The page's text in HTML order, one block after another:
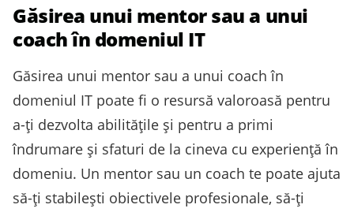
Găsirea unui mentor sau a unui
coach în domeniul IT
Găsirea unui mentor sau a unui coach în
domeniul IT poate fi o resursă valoroasă pentru
a-ți dezvolta abilitățile și pentru a primi
îndrumare și sfaturi de la cineva cu experiență în
domeniu. Un mentor sau un coach te poate ajuta
să-ți stabilești obiectivele profesionale, să-ți